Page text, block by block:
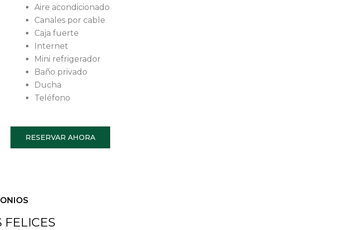
Aire acondicionado
Canales por cable
Caja fuerte
Internet
Mini refrigerador
Baño privado
Ducha
Teléfono
RESERVAR AHORA
FELICES